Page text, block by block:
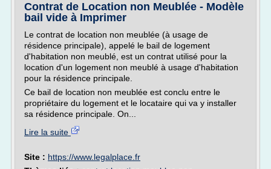
Contrat de Location non Meublée - Modèle
bail vide à Imprimer
Le contrat de location non meublée (à usage de
résidence principale), appelé le bail de logement
d'habitation non meublé, est un contrat utilisé pour la
location d'un logement non meublé à usage d'habitation
pour la résidence principale.
Ce bail de location non meublée est conclu entre le
propriétaire du logement et le locataire qui va y installer
sa résidence principale. On...
Lire la suite
Site : https://www.legalplace.fr